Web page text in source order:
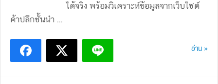
ได้จริง พร้อมวิเคราะห์ข้อมูลจากเว็บไซต์
ค้าปลีกชั้นนำ ...
อ่าน »